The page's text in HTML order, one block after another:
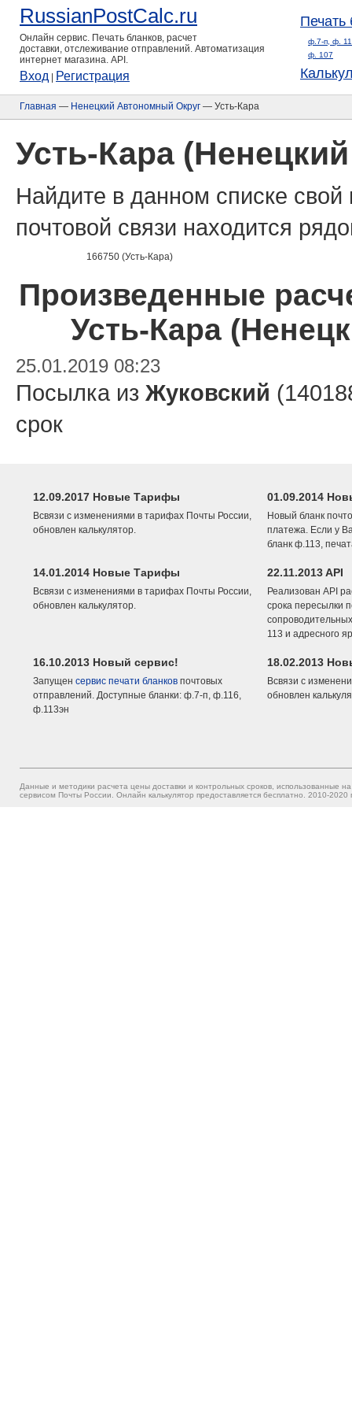
RussianPostCalc.ru
Онлайн сервис. Печать бланков, расчет
доставки, отслеживание отправлений. Автоматизация
интернет магазина. API.
Вход Регистрация
Печать
ф.7-п, ф.
ф. 107
Главная — Ненецкий Автономный Округ — Усть-Кара
Усть-Кара
Найдите в данном списке
почтовой связи находится
166750 (Усть-Кара)
Произведенные
Усть-Кара
25.01.2019 08:23
Посылка из Жуковский
срок
12.09.2017 Новые Тарифы
Всвязи с изменениями в тарифах Почты России,
обновлен калькулятор.
01.09.2014
Новый бланк
платежа. Если у
бланк ф.113,
14.01.2014 Новые Тарифы
Всвязи с изменениями в тарифах Почты России,
обновлен калькулятор.
22.11.2013 API
Реализован API
срока пересылки
113 и адресного
16.10.2013 Новый сервис!
Запущен сервис печати бланков почтовых
отправлений. Доступные бланки: ф.7-п, ф.116,
ф.113эн
18.02.2013
Всвязи с
обновлен
Данные и методики расчета цены доставки и контрольных сроков, использованные
сервисом Почты России. Онлайн калькулятор предоставляется бесплатно. 2010-2020